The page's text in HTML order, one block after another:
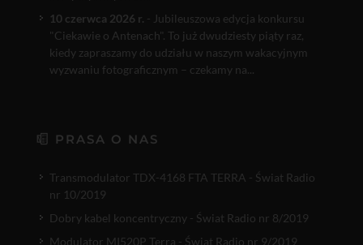
10 czerwca 2026 r. - Jubileuszowa edycja konkursu
"Ciekawie o Antenach". To już dwudziesty piąty raz,
kiedy zapraszamy do udziału w naszym wakacyjnym
wyzwaniu fotograficznym – czekamy na...
PRASA O NAS
Transmodulator TDX-4168 FTA TERRA - Świat Radio
nr 10/2019
Dobry kabel koncentryczny - Świat Radio nr 8/2019
Modulator MI520P Terra - Świat Radio nr 9/2019